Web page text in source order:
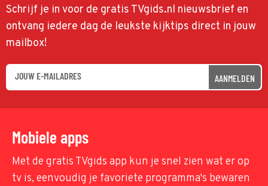
Schrijf je in voor de gratis TVgids.nl nieuwsbrief en
ontvang iedere dag de leukste kijktips direct in jouw
mailbox!
AANMELDEN
Mobiele apps
Met de gratis TVgids app kun je snel zien wat er op
tv is, eenvoudig je favoriete programma's bewaren